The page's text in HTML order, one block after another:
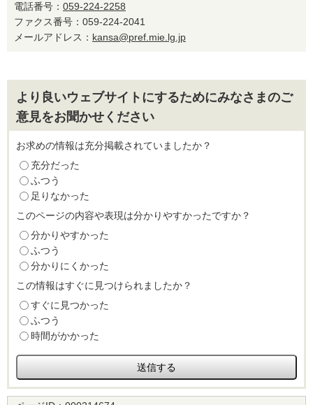
電話番号： 059-224-2258
ファクス番号：059-224-2041
メールアドレス： kansa@pref.mie.lg.jp
より良いウェブサイトにするためにみなさまのご
意見をお聞かせください
お求めの情報は充分掲載されていましたか？
充分だった
ふつう
足りなかった
このページの内容や表現は分かりやすかったですか？
分かりやすかった
ふつう
分かりにくかった
この情報はすぐに見つけられましたか？
すぐに見つかった
ふつう
時間がかかった